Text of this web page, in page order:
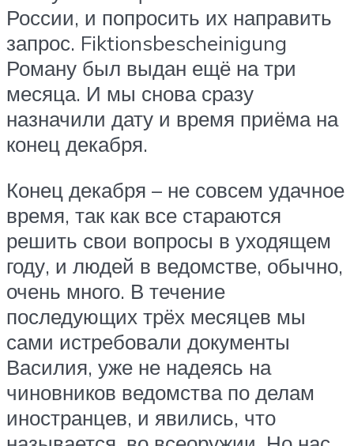
России, и попросить их направить
запрос. Fiktionsbescheinigung
Роману был выдан ещё на три
месяца. И мы снова сразу
назначили дату и время приёма на
конец декабря.
Конец декабря – не совсем удачное
время, так как все стараются
решить свои вопросы в уходящем
году, и людей в ведомстве, обычно,
очень много. В течение
последующих трёх месяцев мы
сами истребовали документы
Василия, уже не надеясь на
чиновников ведомства по делам
иностранцев, и явились, что